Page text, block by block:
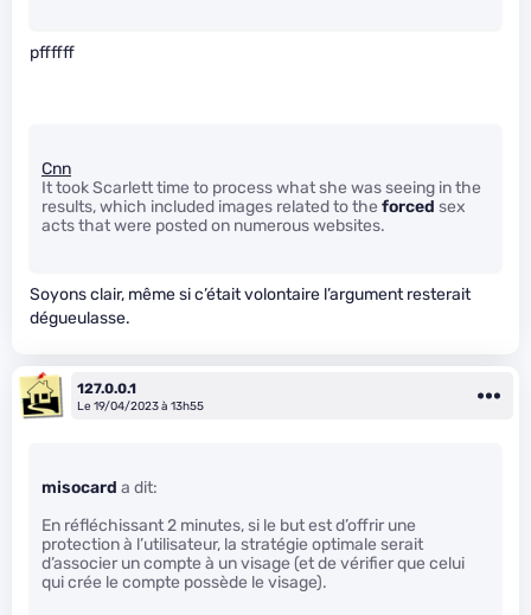
pffffff
Cnn
It took Scarlett time to process what she was seeing in the
results, which included images related to the forced sex
acts that were posted on numerous websites.
Soyons clair, même si c’était volontaire l’argument resterait
dégueulasse.
127.0.0.1
Le 19/04/2023 à 13h55
misocard a dit:
En réfléchissant 2 minutes, si le but est d’offrir une
protection à l’utilisateur, la stratégie optimale serait
d’associer un compte à un visage (et de vérifier que celui
qui crée le compte possède le visage).